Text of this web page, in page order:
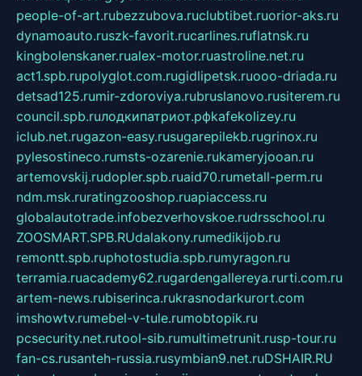
people-of-art.rubezzubova.ruclubtibet.ruorior-aks.ru
dynamoauto.ruszk-favorit.rucarlines.ruflatnsk.ru
kingbolenskaner.rualex-motor.ruastroline.net.ru
act1.spb.rupolyglot.com.rugidlipetsk.ruooo-driada.ru
detsad125.rumir-zdoroviya.rubruslanovo.rusiterem.ru
council.spb.ruлодкипатриот.рфkafekolizey.ru
iclub.net.rugazon-easy.rusugarepilekb.rugrinox.ru
pylesostineco.rumsts-ozarenie.rukameryjooan.ru
artemovskij.rudopler.spb.ruaid70.rumetall-perm.ru
ndm.msk.ruratingzooshop.ruapiaccess.ru
globalautotrade.infobezverhovskoe.rudrsschool.ru
ZOOSMART.SPB.RUdalakony.rumedikijob.ru
remontt.spb.ruphotostudia.spb.rumyragon.ru
terramia.ruacademy62.rugardengallereya.rurti.com.ru
artem-news.rubiserinca.rukrasnodarkurort.com
imshowtv.rumebel-v-tule.rumobtopik.ru
pcsecurity.net.rutool-sib.rumultimetrunit.rusp-tour.ru
fan-cs.rusanteh-russia.rusymbian9.net.ruDSHAIR.RU